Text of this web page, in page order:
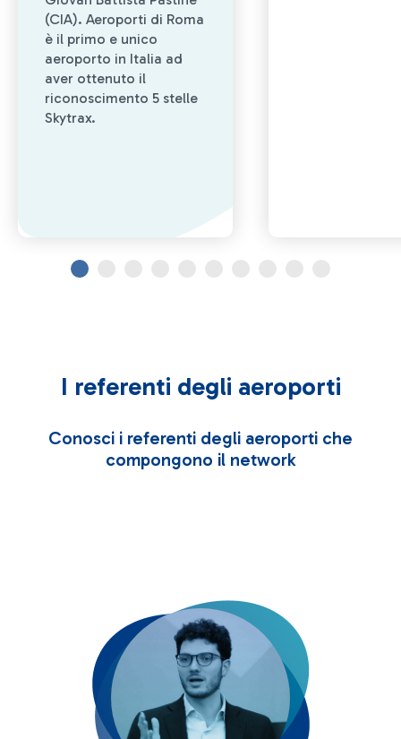
(CIA). Aeroporti di Roma
è il primo e unico
aeroporto in Italia ad
aver ottenuto il
riconoscimento 5 stelle
Skytrax.
I referenti degli aeroporti
Conosci i referenti degli aeroporti che
compongono il network